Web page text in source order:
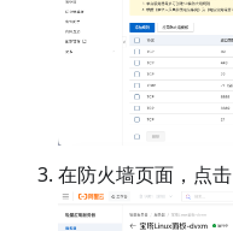
在防火墙页面，点击